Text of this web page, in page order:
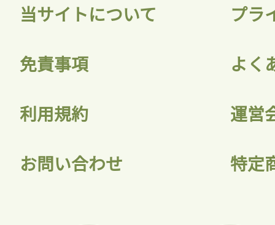
当サイトについて プラ
免責事項 よく
利用規約 運営
お問い合わせ 特定